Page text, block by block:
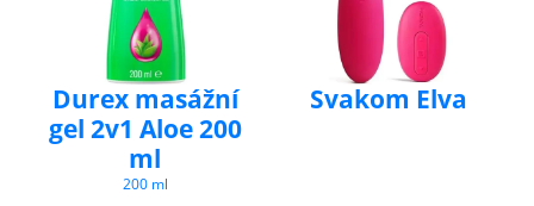
Durex masážní
gel 2v1 Aloe 200
ml
200 ml
Svakom Elva